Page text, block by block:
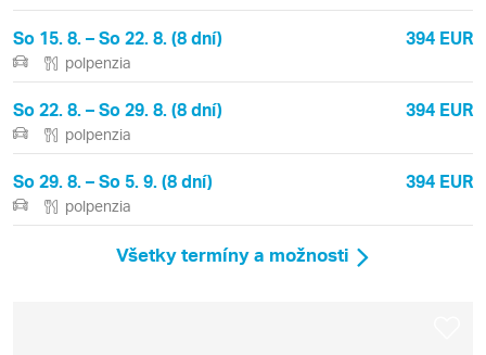
So 15. 8. – So 22. 8. (8 dní) 394 EUR
polpenzia
So 22. 8. – So 29. 8. (8 dní) 394 EUR
polpenzia
So 29. 8. – So 5. 9. (8 dní) 394 EUR
polpenzia
Všetky termíny a možnosti